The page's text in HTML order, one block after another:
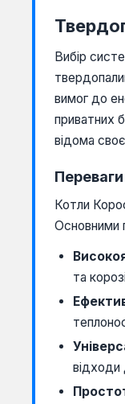
Вибір
вимог до
приватних
відома
Котли
Основними
та
відходи